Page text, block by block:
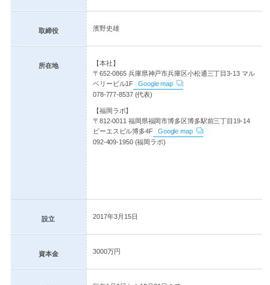
取締役 濱野史雄
所在地
【本社】
〒652-0865 兵庫県神戸市兵庫区小松通三丁目3-13 マル
ベリービル1F
Google map
078-777-8537 (代表)
【福岡ラボ】
〒812-0011 福岡県福岡市博多区博多駅前三丁目19-14
ビーエスビル博多4F
Google map
092-409-1950 (福岡ラボ)
設立 2017年3月15日
資本金 3000万円